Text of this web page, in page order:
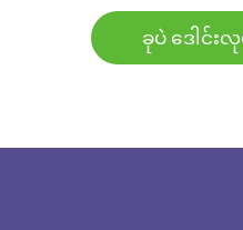
ခုပဲ ဒေါင်